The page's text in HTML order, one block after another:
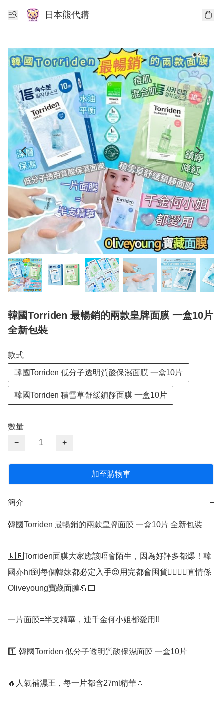
日本熊代購
韓國Torriden 最暢銷的兩款皇牌面膜 一盒10片
全新包裝
款式
韓國Torriden 低分子透明質酸保濕面膜 一盒10片
韓國Torriden 積雪草舒緩鎮靜面膜 一盒10片
數量
−
+
加至購物車
簡介 −
韓國Torriden 最暢銷的兩款皇牌面膜 一盒10片 全新包裝
🇰🇷Torriden面膜大家應該唔會陌生，因為好評多都爆！韓
國亦hit到每個韓妹都必定入手😍用完都會囤貨👍🏻👍🏻直情係
Oliveyoung寶藏面膜💪🏻
一片面膜=半支精華，連千金何小姐都愛用‼️
1️⃣ 韓國Torriden 低分子透明質酸保濕面膜 一盒10片
🔥人氣補濕王，每一片都含27ml精華💧